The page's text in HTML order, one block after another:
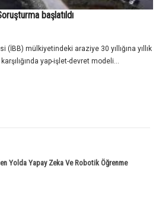
başlatıldı
(İBB) mülkiyetindeki araziye 30 yıllığına yıllık
yap-işlet-devret modeli...
Yolda Yapay Zeka Ve Robotik Öğrenme